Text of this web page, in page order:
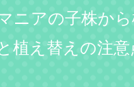
ニアの子株か
植え替えの注意